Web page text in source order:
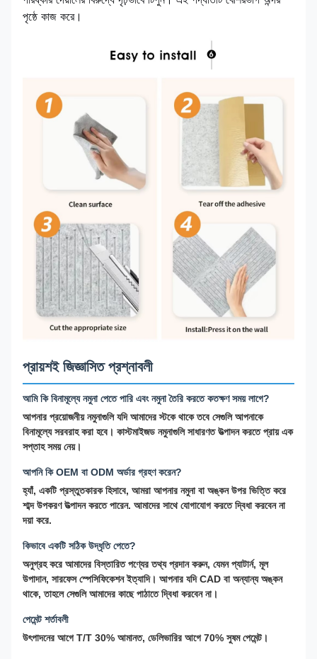
পৃষ্ঠে কাজ করে।
প্রায়শই জিজ্ঞাসিত প্রশ্নাবলী
আমি কি বিনামূল্যে নমুনা পেতে পারি এবং নমুনা তৈরি করতে কতক্ষণ সময় লাগে?
আপনার প্রয়োজনীয় নমুনাগুলি যদি আমাদের স্টকে থাকে তবে সেগুলি আপনাকে
বিনামূল্যে সরবরাহ করা হবে। কাস্টমাইজড নমুনাগুলি সাধারণত উত্পাদন করতে প্রায় এক
সপ্তাহ সময় নেয়।
আপনি কি OEM বা ODM অর্ডার গ্রহণ করেন?
হ্যাঁ, একটি প্রস্তুতকারক হিসাবে, আমরা আপনার নমুনা বা অঙ্কন উপর ভিত্তি করে
শাব্দ উপকরণ উত্পাদন করতে পারেন. আমাদের সাথে যোগাযোগ করতে দ্বিধা করবেন না
দয়া করে.
কিভাবে একটি সঠিক উদ্ধৃতি পেতে?
অনুগ্রহ করে আমাদের বিস্তারিত পণ্যের তথ্য প্রদান করুন, যেমন প্যাটার্ন, মূল
উপাদান, সারফেস স্পেসিফিকেশন ইত্যাদি। আপনার যদি CAD বা অন্যান্য অঙ্কন
থাকে, তাহলে সেগুলি আমাদের কাছে পাঠাতে দ্বিধা করবেন না।
পেমেন্ট শর্তাবলী
উৎপাদনের আগে T/T 30% আমানত, ডেলিভারির আগে 70% সুষম পেমেন্ট।